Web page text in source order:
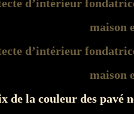
de la couleur des pavé